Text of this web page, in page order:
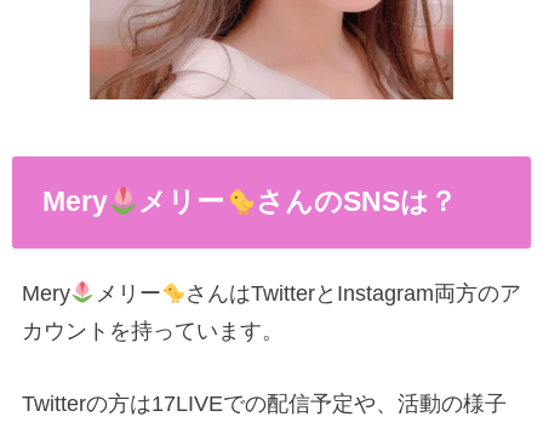
Mery メリー さんのSNSは？
Mery メリー
さんはTwitterとInstagram両方のア
カウントを持っています。
Twitterの方は17LIVEでの配信予定や、活動の様子